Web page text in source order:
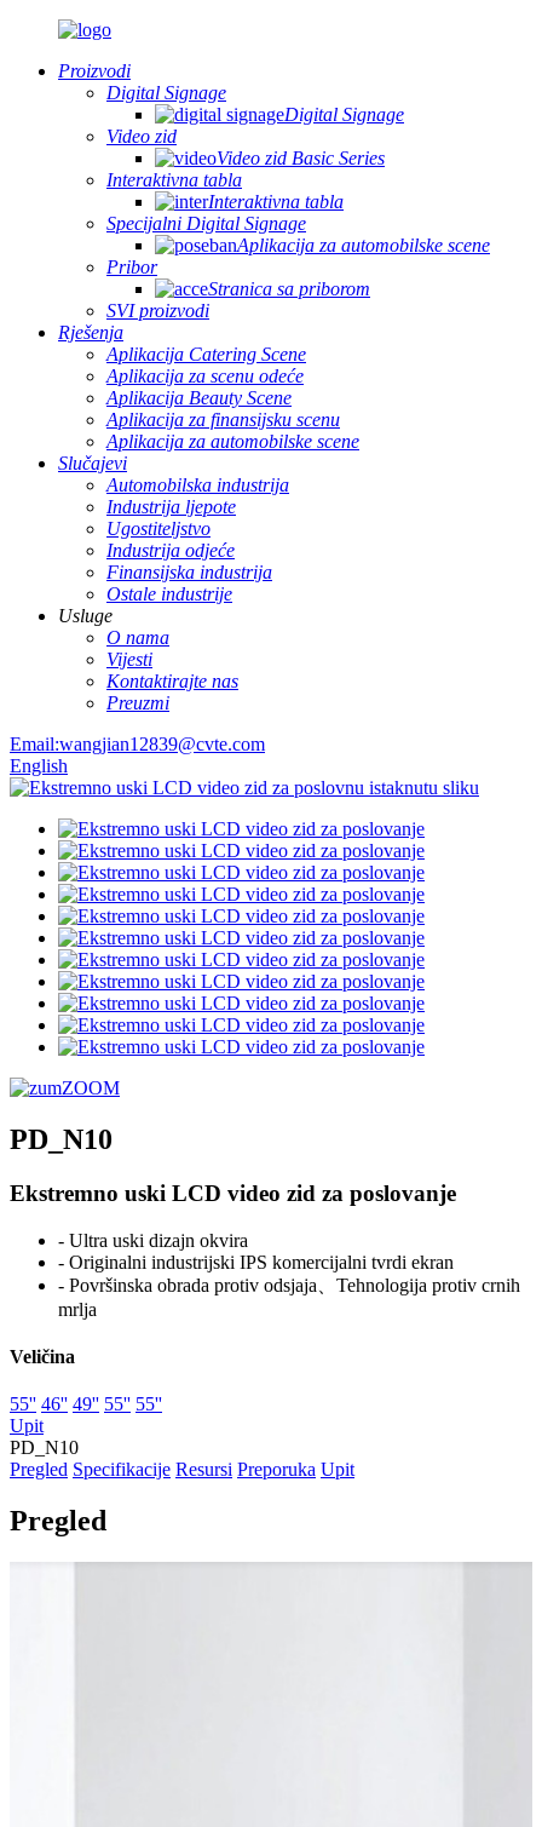
Proizvodi
Digital Signage
Digital Signage
Video zid
Video zid Basic Series
Interaktivna tabla
Interaktivna tabla
Specijalni Digital Signage
Aplikacija za automobilske scene
Pribor
Stranica sa priborom
SVI proizvodi
Rješenja
Aplikacija Catering Scene
Aplikacija za scenu odeće
Aplikacija Beauty Scene
Aplikacija za finansijsku scenu
Aplikacija za automobilske scene
Slučajevi
Automobilska industrija
Industrija ljepote
Ugostiteljstvo
Industrija odjeće
Finansijska industrija
Ostale industrije
Usluge
O nama
Vijesti
Kontaktirajte nas
Preuzmi
Email:wangjian12839@cvte.com
English
ZOOM
PD_N10
Ekstremno uski LCD video zid za poslovanje
- Ultra uski dizajn okvira
- Originalni industrijski IPS komercijalni tvrdi ekran
- Površinska obrada protiv odsjaja、Tehnologija protiv crnih
mrlja
Veličina
55'' 46'' 49'' 55'' 55''
Upit
PD_N10
Pregled Specifikacije Resursi Preporuka Upit
Pregled